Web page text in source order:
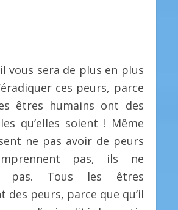
vous sera de plus en plus
ces peurs, parce
êtres humains ont des
qu’elles soient ! Même
ne pas avoir de peurs
pas, ils ne
pas. Tous les êtres
des peurs, parce que qu’il